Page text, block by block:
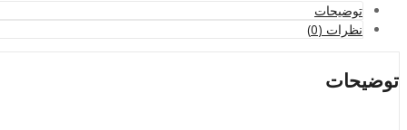
توضیحات
نظرات (0)
توضیحات